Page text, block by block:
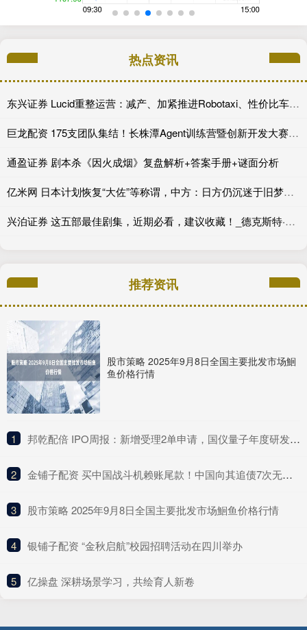
热点资讯
东兴证券 Lucid重整运营：减产、加紧推进Robotaxi、性价比车型继续跳票
巨龙配资 175支团队集结！长株潭Agent训练营暨创新开发大赛第一期训练营开讲
通盈证券 剧本杀《因火成烟》复盘解析+答案手册+谜面分析
亿米网 日本计划恢复“大佐”等称谓，中方：日方仍沉迷于旧梦？又要成为“祸源”？
兴泊证券 这五部最佳剧集，近期必看，建议收藏！_德克斯特·摩根_剧情_老钱
推荐资讯
股市策略 2025年9月8日全国主要批发市场鮰
鱼价格行情
1 ​邦乾配倍 IPO周报：新增受理2单申请，国仪量子年度研发投入占比下滑
2 ​金铺子配资 买中国战斗机赖账尾款！中国向其追债7次无果，现在什么结果呢？
3 ​股市策略 2025年9月8日全国主要批发市场鮰鱼价格行情
4 ​银铺子配资 “金秋启航”校园招聘活动在四川举办
5 ​亿操盘 深耕场景学习，共绘育人新卷